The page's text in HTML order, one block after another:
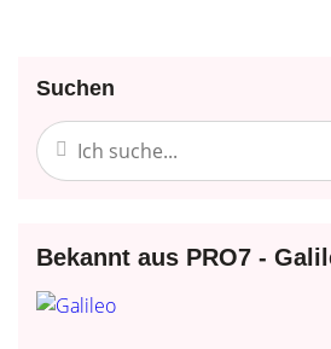
Suchen
Bekannt aus PRO7 -